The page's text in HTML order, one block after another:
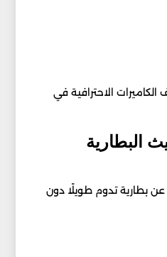
الاحترافية في
البطارية
بطارية تدوم طويلًا دون